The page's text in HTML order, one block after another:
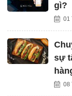
gì?
01
sự
08